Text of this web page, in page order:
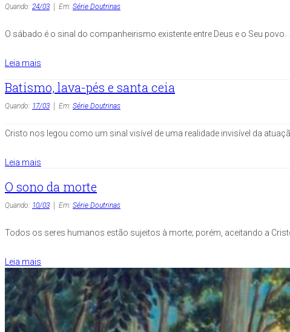
Quando: 24/03 Em: Série Doutrinas
O sábado é o sinal do companheirismo existente entre Deus e o Seu povo.
Leia mais
Batismo, lava-pés e santa ceia
Quando: 17/03 Em: Série Doutrinas
Cristo nos legou como um sinal visível de uma realidade invisível da
Leia mais
O sono da morte
Quando: 10/03 Em: Série Doutrinas
Todos os seres humanos estão sujeitos à morte; porém, aceitando a
Leia mais